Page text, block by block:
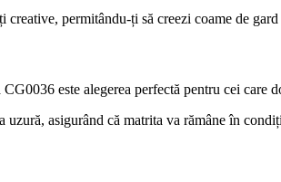
permitându-ți să creezi coame de
este alegerea perfectă pentru cei care
asigurând că matrita va rămâne în